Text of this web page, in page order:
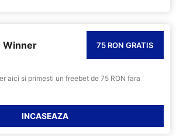
Winner 75 RON GRATIS
aici si primesti un freebet de 75 RON fara
INCASEAZA